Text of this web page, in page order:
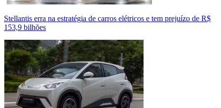
Stellantis erra na estratégia de carros elétricos e tem prejuízo de R$
153,9 bilhões